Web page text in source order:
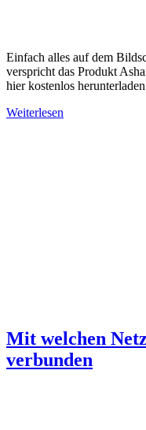
Einfach alles auf dem
verspricht das Produkt
hier kostenlos
Weiterlesen
Mit welchen
verbunden